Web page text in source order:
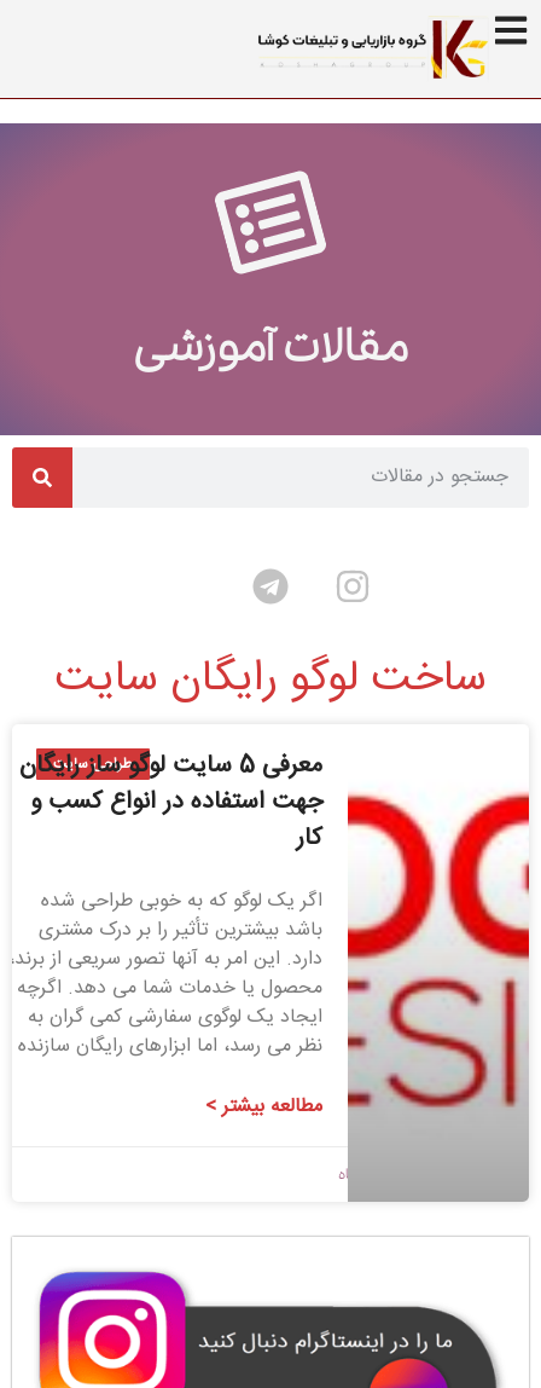
مقالات آموزشی
ساخت لوگو رایگان سایت
طراحی سایت
معرفی 5 سایت لوگو ساز رایگان
جهت استفاده در انواع کسب و
کار
اگر یک لوگو که به خوبی طراحی شده
باشد بیشترین تأثیر را بر درک مشتری
دارد. این امر به آنها تصور سریعی از برند،
محصول یا خدمات شما می دهد. اگرچه
ایجاد یک لوگوی سفارشی کمی گران به
نظر می رسد، اما ابزارهای رایگان سازنده
مطالعه بیشتر >
بدون دیدگاه